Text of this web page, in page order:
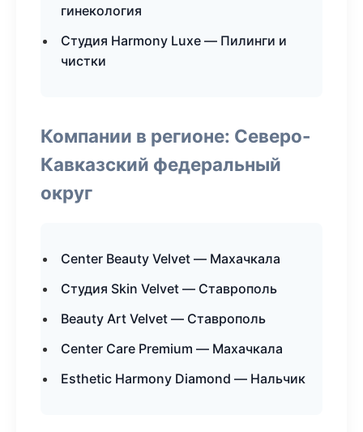
гинекология
Студия Harmony Luxe — Пилинги и
чистки
Компании в регионе: Северо-
Кавказский федеральный
округ
Center Beauty Velvet — Махачкала
Студия Skin Velvet — Ставрополь
Beauty Art Velvet — Ставрополь
Center Care Premium — Махачкала
Esthetic Harmony Diamond — Нальчик